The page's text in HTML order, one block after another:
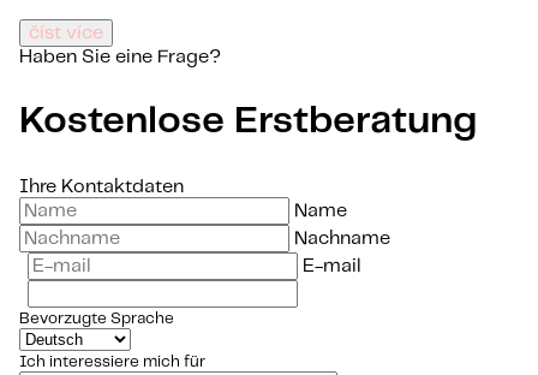
číst více
Haben Sie eine Frage?
Kostenlose Erstberatung
Ihre Kontaktdaten
Name
Nachname
E-mail
Bevorzugte Sprache
Ich interessiere mich für